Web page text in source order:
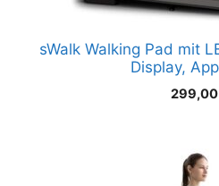
sWalk Walking Pad mit
Display,
299,00